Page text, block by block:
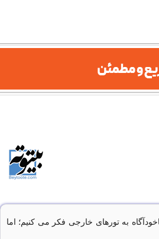
به تورهای خارجی فکر می کنیم؛ اما